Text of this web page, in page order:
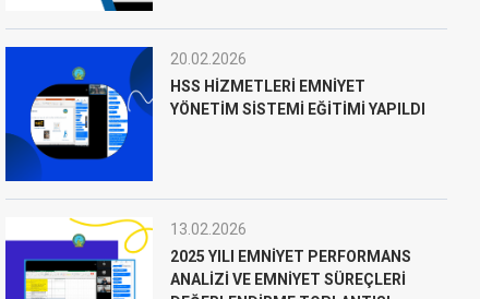
20.02.2026
HSS HİZMETLERİ EMNİYET
YÖNETİM SİSTEMİ EĞİTİMİ YAPILDI
13.02.2026
2025 YILI EMNİYET PERFORMANS
ANALİZİ VE EMNİYET SÜREÇLERİ